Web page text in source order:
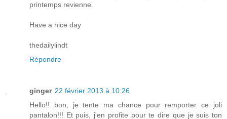
printemps revienne.
Have a nice day
thedailylindt
Répondre
ginger 22 février 2013 à 10:26
Hello!! bon, je tente ma chance pour remporter ce joli
pantalon!!! Et puis, j'en profite pour te dire que je suis ton